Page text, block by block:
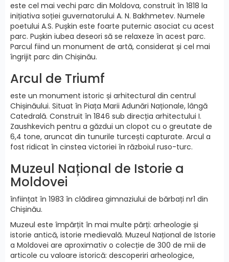
este cel mai vechi parc din Moldova, construit în 1818 la
inițiativa soției guvernatorului A. N. Bakhmetev. Numele
poetului A.S. Pușkin este foarte puternic asociat cu acest
parc. Pușkin iubea deseori să se relaxeze în acest parc.
Parcul fiind un monument de artă, considerat și cel mai
îngrijit parc din Chișinău.
Arcul de Triumf
este un monument istoric și arhitectural din centrul
Chișinăului. Situat în Piața Marii Adunări Naționale, lângă
Catedrală. Construit în 1846 sub direcția arhitectului I.
Zaushkevich pentru a găzdui un clopot cu o greutate de
6,4 tone, aruncat din tunurile turcești capturate. Arcul a
fost ridicat în cinstea victoriei în războiul ruso-turc.
Muzeul Național de Istorie a
Moldovei
înființat în 1983 în clădirea gimnaziului de bărbați nr1 din
Chișinău.
Muzeul este împărțit în mai multe părți: arheologie și
istorie antică, istorie medievală. Muzeul Național de Istorie
a Moldovei are aproximativ o colecție de 300 de mii de
articole cu valoare istorică: descoperiri arheologice,